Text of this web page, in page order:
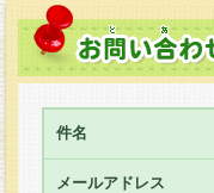
件名
メールアドレス